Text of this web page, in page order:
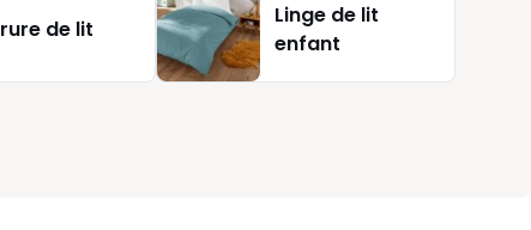
de lit
Linge de lit
enfant